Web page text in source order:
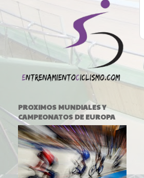
PROXIMOS MUNDIALES Y
CAMPEONATOS DE EUROPA